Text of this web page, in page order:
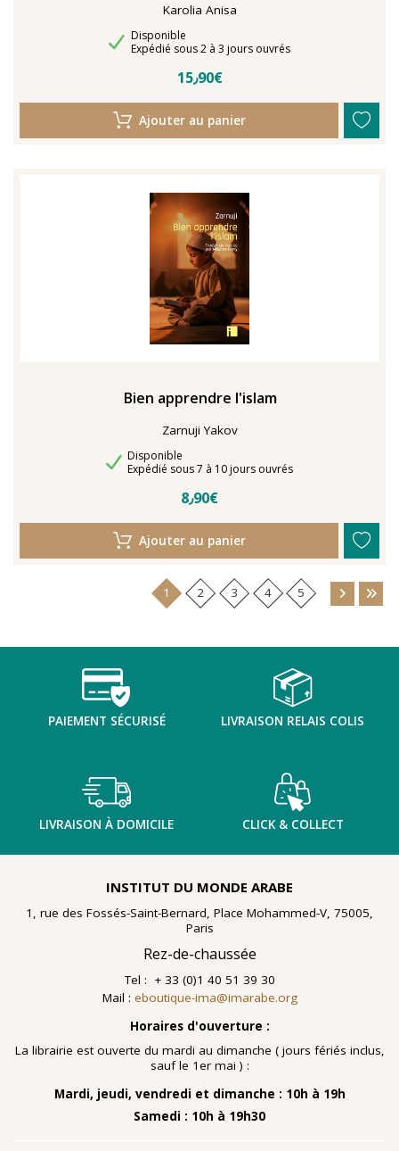
Karolia Anisa
Disponibilité
Disponible
Délais de livraison
Expédié sous 2 à 3 jours ouvrés
15٫90€
Ajouter au panier
Bien apprendre l'islam
Zarnuji Yakov
Disponibilité
Disponible
Délais de livraison
Expédié sous 7 à 10 jours ouvrés
8٫90€
Ajouter au panier
1 2 3 4 5
PAIEMENT SÉCURISÉ LIVRAISON RELAIS COLIS
LIVRAISON À DOMICILE CLICK & COLLECT
INSTITUT DU MONDE ARABE
1, rue des Fossés-Saint-Bernard, Place Mohammed-V, 75005,
Paris
Rez-de-chaussée
Tel : + 33 (0)1 40 51 39 30
Mail : eboutique-ima@imarabe.org
Horaires d'ouverture :
La librairie est ouverte du mardi au dimanche ( jours fériés inclus,
sauf le 1er mai ) :
Mardi, jeudi, vendredi et dimanche : 10h à 19h
Samedi : 10h à 19h30